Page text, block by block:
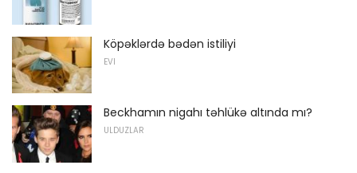
Köpəklərdə bədən istiliyi
EVI
Beckhamın nigahı təhlükə altında mı?
ULDUZLAR